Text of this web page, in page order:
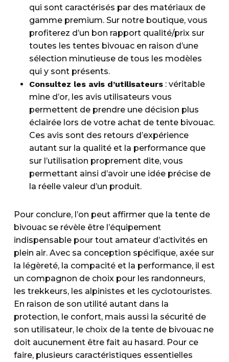
qui sont caractérisés par des matériaux de
gamme premium. Sur notre boutique, vous
profiterez d’un bon rapport qualité/prix sur
toutes les tentes bivouac en raison d’une
sélection minutieuse de tous les modèles
qui y sont présents.
Consultez les avis d’utilisateurs: véritable
mine d’or, les avis utilisateurs vous
permettent de prendre une décision plus
éclairée lors de votre achat de tente bivouac.
Ces avis sont des retours d’expérience
autant sur la qualité et la performance que
sur l’utilisation proprement dite, vous
permettant ainsi d’avoir une idée précise de
la réelle valeur d’un produit.
Pour conclure, l’on peut affirmer que la tente de
bivouac se révèle être l’équipement
indispensable pour tout amateur d’activités en
plein air. Avec sa conception spécifique, axée sur
la légèreté, la compacité et la performance, il est
un compagnon de choix pour les randonneurs,
les trekkeurs, les alpinistes et les cyclotouristes.
En raison de son utilité autant dans la
protection, le confort, mais aussi la sécurité de
son utilisateur, le choix de la tente de bivouac ne
doit aucunement être fait au hasard. Pour ce
faire, plusieurs caractéristiques essentielles